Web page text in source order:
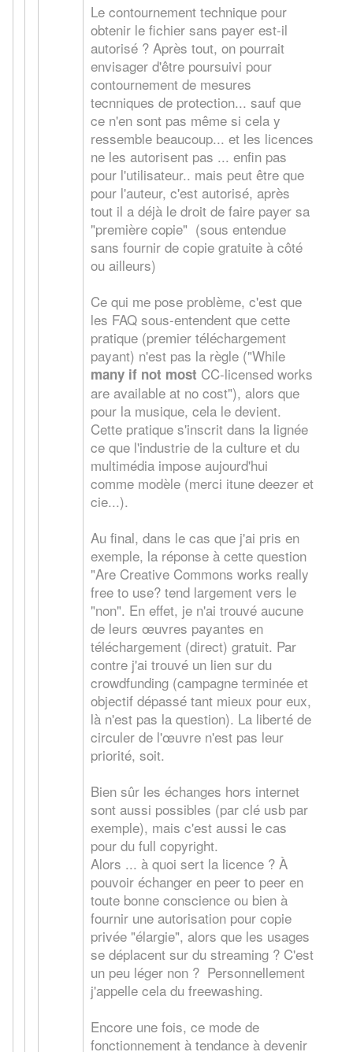
Le contournement technique pour
obtenir le fichier sans payer est-il
autorisé ? Après tout, on pourrait
envisager d'être poursuivi pour
contournement de mesures
tecnniques de protection... sauf que
ce n'en sont pas même si cela y
ressemble beaucoup... et les licences
ne les autorisent pas ... enfin pas
pour l'utilisateur.. mais peut être que
pour l'auteur, c'est autorisé, après
tout il a déjà le droit de faire payer sa
"première copie" (sous entendue
sans fournir de copie gratuite à côté
ou ailleurs)
Ce qui me pose problème, c'est que
les FAQ sous-entendent que cette
pratique (premier téléchargement
payant) n'est pas la règle ("While
many if not most CC-licensed works
are available at no cost"), alors que
pour la musique, cela le devient.
Cette pratique s'inscrit dans la lignée
ce que l'industrie de la culture et du
multimédia impose aujourd'hui
comme modèle (merci itune deezer et
cie...).
Au final, dans le cas que j'ai pris en
exemple, la réponse à cette question
"Are Creative Commons works really
free to use? tend largement vers le
"non". En effet, je n'ai trouvé aucune
de leurs œuvres payantes en
téléchargement (direct) gratuit. Par
contre j'ai trouvé un lien sur du
crowdfunding (campagne terminée et
objectif dépassé tant mieux pour eux,
là n'est pas la question). La liberté de
circuler de l'œuvre n'est pas leur
priorité, soit.
Bien sûr les échanges hors internet
sont aussi possibles (par clé usb par
exemple), mais c'est aussi le cas
pour du full copyright.
Alors ... à quoi sert la licence ? À
pouvoir échanger en peer to peer en
toute bonne conscience ou bien à
fournir une autorisation pour copie
privée "élargie", alors que les usages
se déplacent sur du streaming ? C'est
un peu léger non ? Personnellement
j'appelle cela du freewashing.
Encore une fois, ce mode de
fonctionnement à tendance à devenir